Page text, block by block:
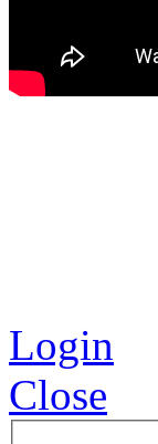
Login
Close